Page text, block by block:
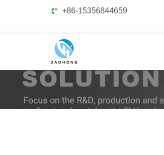
+86-15356844659